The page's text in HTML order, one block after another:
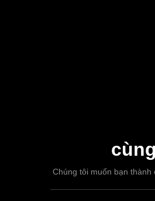
Chúng tôi muốn bạn